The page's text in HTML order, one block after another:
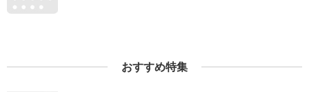
おすすめ特集